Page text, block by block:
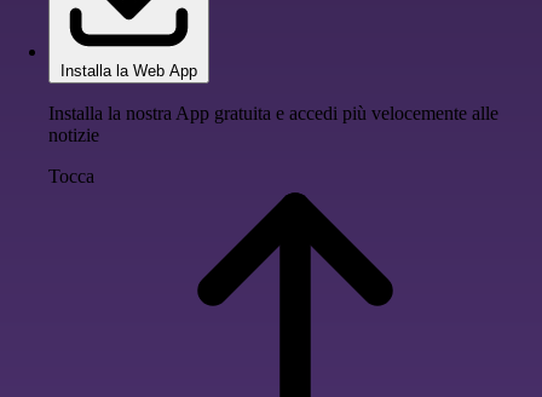
Installa la Web App
Installa la nostra App gratuita e accedi più velocemente alle
notizie
Tocca